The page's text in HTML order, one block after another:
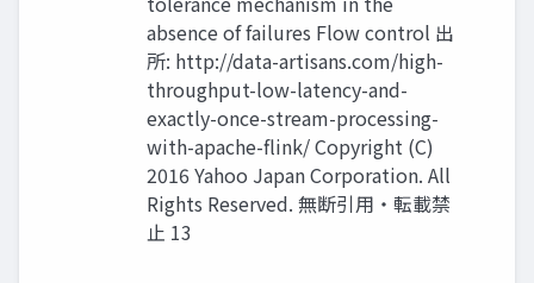
absence of failures Flow control 出
所: http://data-artisans.com/high-
throughput-low-latency-and-
exactly-once-stream-processing-
with-apache-flink/ Copyright (C)
2016 Yahoo Japan Corporation. All
Rights Reserved. 無断引用・転載禁
止 13